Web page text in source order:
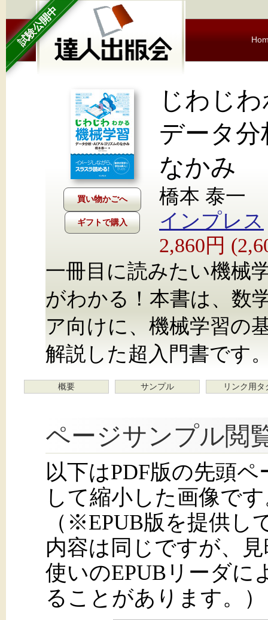
試験公開中
ギフトで購入
じわじ
データ
なかみ
橋本 泰一
インプレス
2,860円
一冊目に読みたい機械
がわかる！本書は、数
ア向けに、機械学習の
解説した超入門書です
概要 サンプル リンク用タ
ページサンプル閲
以下はPDF版の先頭
して縮小した画像で
（※EPUB版を提供し
内容は同じですが、
使いのEPUBリーダに
ることがあります。）